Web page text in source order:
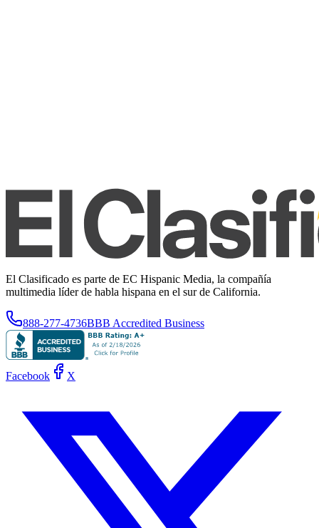
El Clasificado es parte de EC Hispanic Media, la compañía
multimedia líder de habla hispana en el sur de California.
888-277-4736BBB Accredited Business
Facebook X